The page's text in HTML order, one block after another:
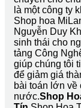
là một công ty
Shop hoa
Nguyễn Duy
sinh thái cho
tảng Công
giúp chúng tôi
để giảm giá
bài toán lớn
nước.Shop